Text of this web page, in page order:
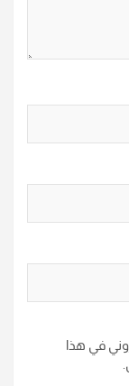
في هذا